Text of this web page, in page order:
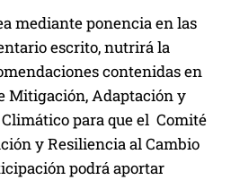
mediante ponencia en las
escrito, nutrirá la
contenidas en
Mitigación, Adaptación y
para que el Comité
y Resiliencia al Cambio
podrá aportar